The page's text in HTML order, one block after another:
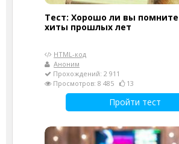
Тест: Хорошо ли вы
хиты прошлых лет
HTML-код
Аноним
Прохождений: 2 911
Просмотров: 8 485
13
Пройти тест